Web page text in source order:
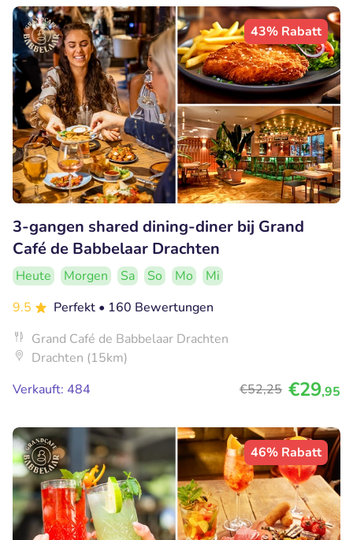
43% Rabatt
3-gangen shared dining-diner bij Grand
Café de Babbelaar Drachten
Heute Morgen Sa So Mo
Mi
9.5
Perfekt • 160 Bewertungen
Grand Café de Babbelaar Drachten
Drachten (15km)
Verkauft: 484
€52,25 €29,95
46% Rabatt